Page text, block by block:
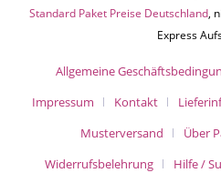
Standard Paket Preise Deutschland,
Express
Allgemeine
Impressum
Kontakt
Musterversand
Über
Widerrufsbelehrung
Hilfe /